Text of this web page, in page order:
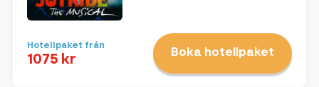
Hotellpaket från
1075 kr Boka hotellpaket